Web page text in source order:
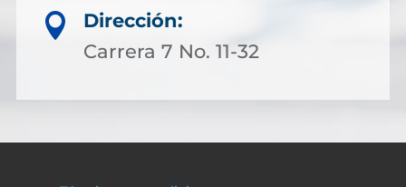

Dirección:
Carrera 7 No. 11-32